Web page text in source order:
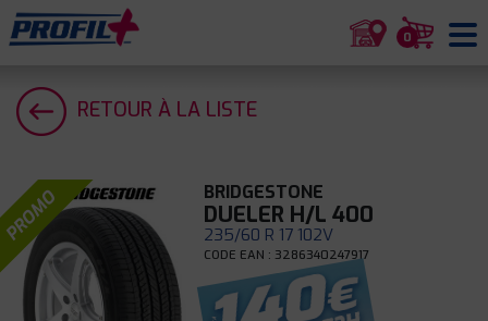
0
RETOUR À LA LISTE
PROMO BRIDGESTONE
DUELER H/L 400
235/60 R 17 102V
CODE EAN : 3286340247917